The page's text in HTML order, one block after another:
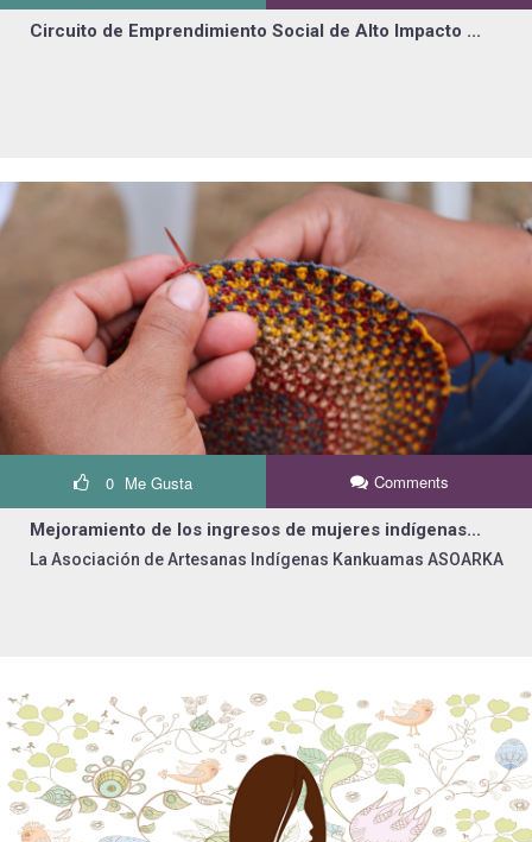
Circuito de Emprendimiento Social de Alto Impacto ...
0 Me Gusta Comments
Mejoramiento de los ingresos de mujeres indígenas...
La Asociación de Artesanas Indígenas Kankuamas ASOARKA